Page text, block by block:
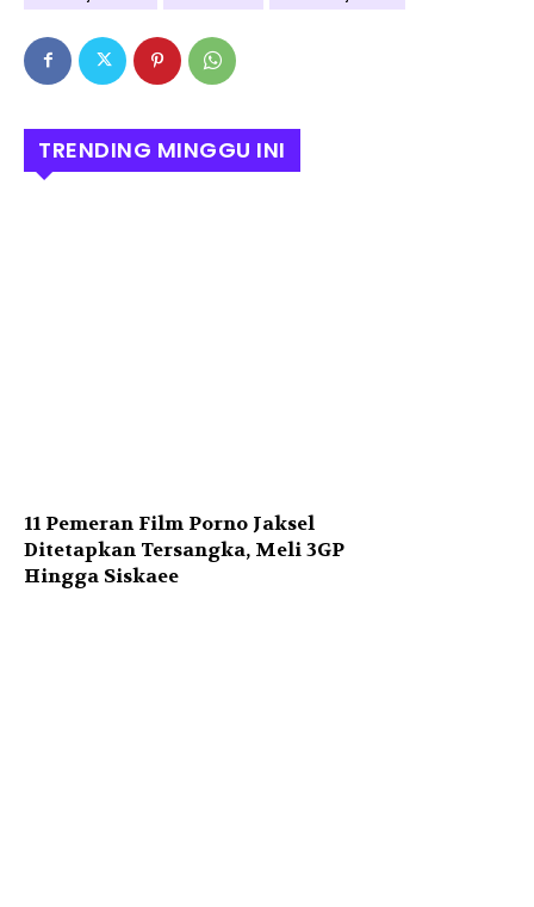
TRENDING MINGGU INI
11 Pemeran Film Porno Jaksel
Ditetapkan Tersangka, Meli 3GP
Hingga Siskaee